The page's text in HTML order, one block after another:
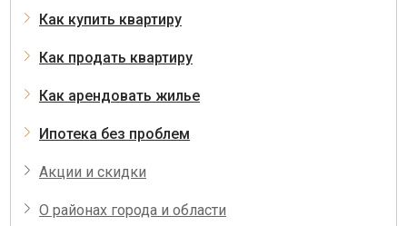
Как купить квартиру
Как продать квартиру
Как арендовать жилье
Ипотека без проблем
Акции и скидки
О районах города и области